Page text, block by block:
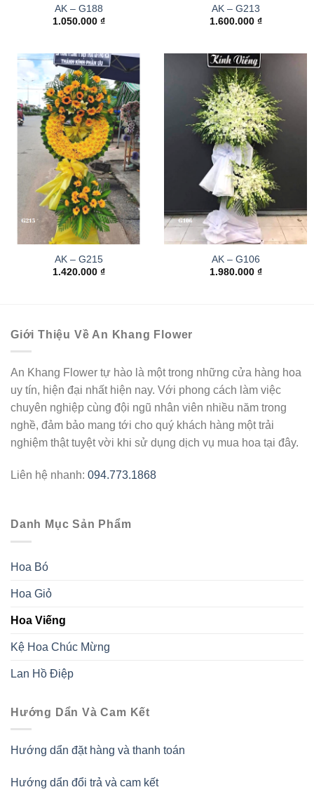
AK – G188
1.050.000 ₫
AK – G213
1.600.000 ₫
AK – G215
1.420.000 ₫
AK – G106
1.980.000 ₫
Giới Thiệu Về An Khang Flower
An Khang Flower tự hào là một trong những cửa hàng hoa
uy tín, hiện đại nhất hiện nay. Với phong cách làm việc
chuyên nghiệp cùng đội ngũ nhân viên nhiều năm trong
nghề, đảm bảo mang tới cho quý khách hàng một trải
nghiệm thật tuyệt vời khi sử dụng dịch vụ mua hoa tại đây.
Liên hệ nhanh: 094.773.1868
Danh Mục Sản Phẩm
Hoa Bó
Hoa Giỏ
Hoa Viếng
Kệ Hoa Chúc Mừng
Lan Hồ Điệp
Hướng Dẩn Và Cam Kết
Hướng dẩn đặt hàng và thanh toán
Hướng dẩn đổi trả và cam kết